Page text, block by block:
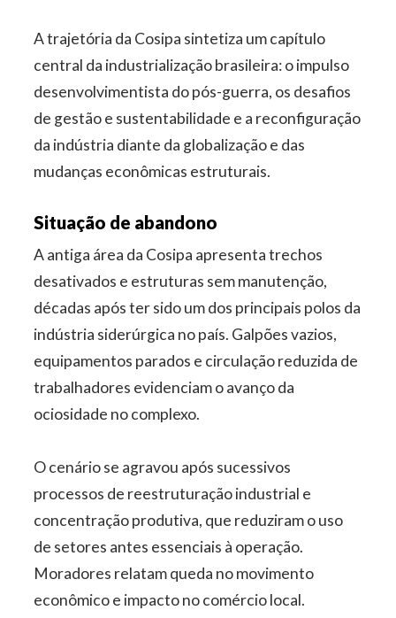
A trajetória da Cosipa sintetiza um capítulo
central da industrialização brasileira: o impulso
desenvolvimentista do pós-guerra, os desafios
de gestão e sustentabilidade e a reconfiguração
da indústria diante da globalização e das
mudanças econômicas estruturais.
Situação de abandono
A antiga área da Cosipa apresenta trechos
desativados e estruturas sem manutenção,
décadas após ter sido um dos principais polos da
indústria siderúrgica no país. Galpões vazios,
equipamentos parados e circulação reduzida de
trabalhadores evidenciam o avanço da
ociosidade no complexo.
O cenário se agravou após sucessivos
processos de reestruturação industrial e
concentração produtiva, que reduziram o uso
de setores antes essenciais à operação.
Moradores relatam queda no movimento
econômico e impacto no comércio local.